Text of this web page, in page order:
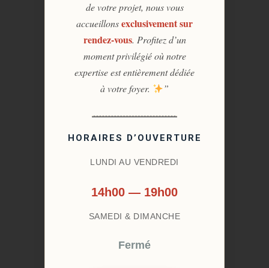
de votre projet, nous vous
accueillonsexclusivement sur
rendez-vous. Profitez d’un
moment privilégié où notre
expertise est entièrement dédiée
à votre foyer.
”
HORAIRES D’OUVERTURE
LUNDI AU VENDREDI
14h00 — 19h00
SAMEDI & DIMANCHE
Fermé